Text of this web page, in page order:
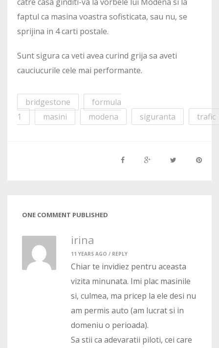
faptul ca masina voastra sofisticata, sau nu, se
sprijina in 4 carti postale.
Sunt sigura ca veti avea curind grija sa aveti
cauciucurile cele mai performante.
bridgestone
formula
1
masini modena siguranta trafic
ONE COMMENT PUBLISHED
irina
11 YEARS AGO / REPLY
Chiar te invidiez pentru aceasta
vizita minunata. Imi plac masinile
si, culmea, ma pricep la ele desi nu
am permis auto (am lucrat si in
domeniu o perioada).
Sa stii ca adevaratii piloti, cei care